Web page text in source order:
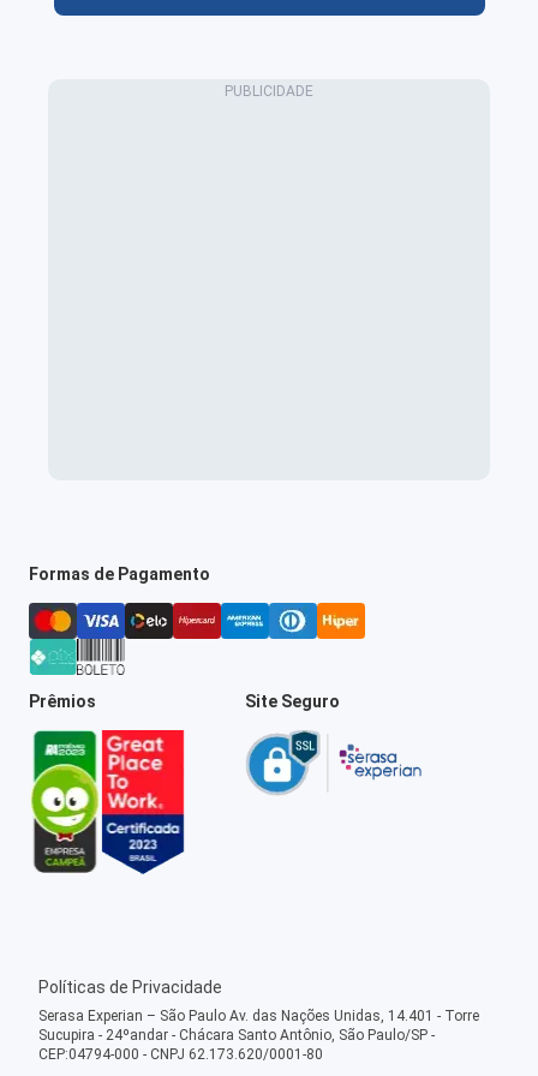
Formas de Pagamento
Prêmios Site Seguro
Políticas de Privacidade
Serasa Experian – São Paulo Av. das Nações Unidas, 14.401 - Torre
Sucupira - 24ºandar - Chácara Santo Antônio, São Paulo/SP -
CEP:04794-000 - CNPJ 62.173.620/0001-80